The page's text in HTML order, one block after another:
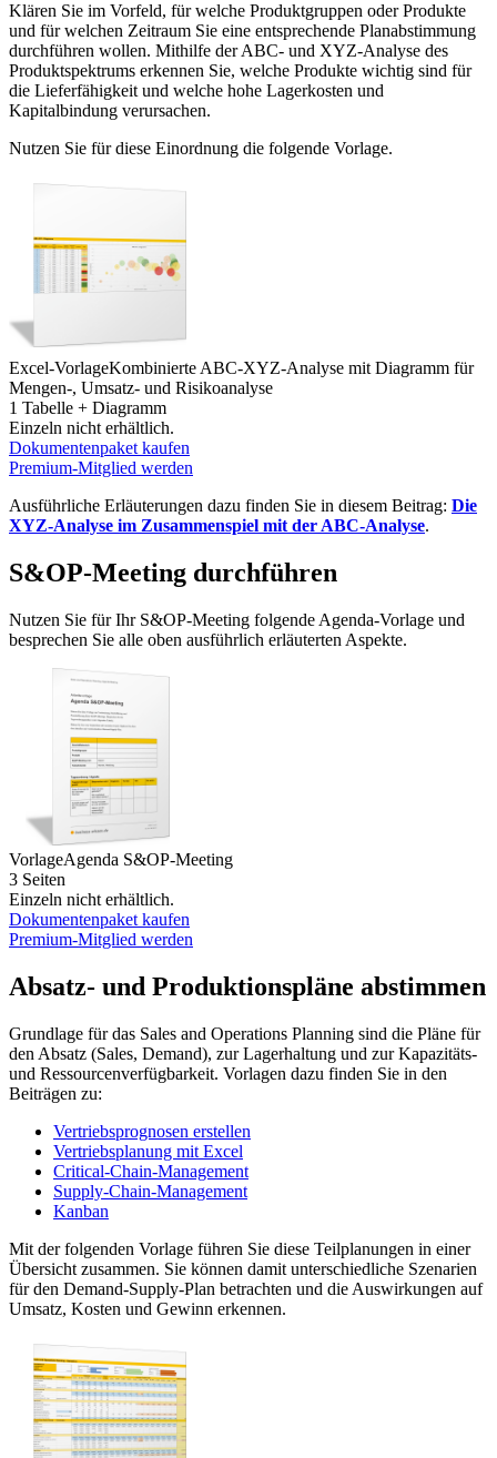
Klären Sie im Vorfeld, für welche Produktgruppen oder Produkte
und für welchen Zeitraum Sie eine entsprechende Planabstimmung
durchführen wollen. Mithilfe der ABC- und XYZ-Analyse des
Produktspektrums erkennen Sie, welche Produkte wichtig sind für
die Lieferfähigkeit und welche hohe Lagerkosten und
Kapitalbindung verursachen.
Nutzen Sie für diese Einordnung die folgende Vorlage.
Excel-VorlageKombinierte ABC-XYZ-Analyse mit Diagramm für
Mengen-, Umsatz- und Risikoanalyse
1 Tabelle + Diagramm
Einzeln nicht erhältlich.
Dokumentenpaket kaufen
Premium-Mitglied werden
Ausführliche Erläuterungen dazu finden Sie in diesem Beitrag: Die
XYZ-Analyse im Zusammenspiel mit der ABC-Analyse.
S&OP-Meeting durchführen
Nutzen Sie für Ihr S&OP-Meeting folgende Agenda-Vorlage und
besprechen Sie alle oben ausführlich erläuterten Aspekte.
VorlageAgenda S&OP-Meeting
3 Seiten
Einzeln nicht erhältlich.
Dokumentenpaket kaufen
Premium-Mitglied werden
Absatz- und Produktionspläne abstimmen
Grundlage für das Sales and Operations Planning sind die Pläne für
den Absatz (Sales, Demand), zur Lagerhaltung und zur Kapazitäts-
und Ressourcenverfügbarkeit. Vorlagen dazu finden Sie in den
Beiträgen zu:
Vertriebsprognosen erstellen
Vertriebsplanung mit Excel
Critical-Chain-Management
Supply-Chain-Management
Kanban
Mit der folgenden Vorlage führen Sie diese Teilplanungen in einer
Übersicht zusammen. Sie können damit unterschiedliche Szenarien
für den Demand-Supply-Plan betrachten und die Auswirkungen auf
Umsatz, Kosten und Gewinn erkennen.